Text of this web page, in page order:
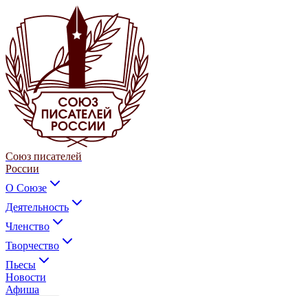
Союз писателей
России
О Союзе
Деятельность
Членство
Творчество
Пьесы
Новости
Афиша